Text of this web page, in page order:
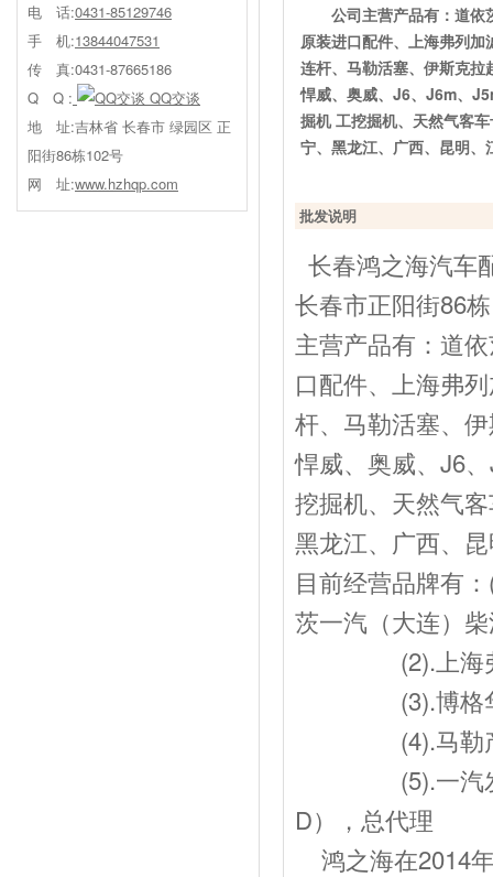
电 话:0431-85129746
手 机:13844047531
传 真:0431-87665186
Q Q :
QQ交谈
地 址:吉林省 长春市 绿园区 正
阳街86栋102号
网 址:www.hzhqp.com
公司主营产品有：道依
原装进口配件、上海弗列
连杆、马勒活塞、伊斯克
悍威、奥威、J6、J6m、
掘机 工挖掘机、天然气客
宁、黑龙江、广西、昆明、
批发说明
长春鸿之海汽车
长春市正阳街86
主营产品有：道
口配件、上海弗
杆、马勒活塞、
悍威、奥威、J6
挖掘机、天然气
黑龙江、广西、
目前经营品牌有
茨一汽（大连）
(2).上海弗列
(3).博格华纳
(4).马勒产
(5).一汽发动J
D），总代理
鸿之海在2014